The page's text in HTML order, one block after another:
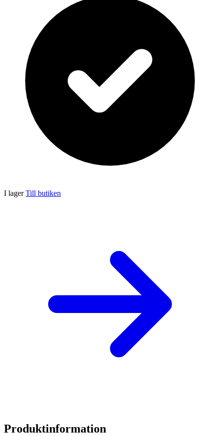
I lagerTill butiken
Produktinformation